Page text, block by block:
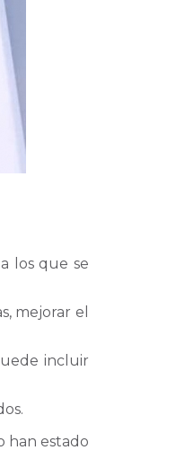
los que se
mejorar el
incluir
han estado